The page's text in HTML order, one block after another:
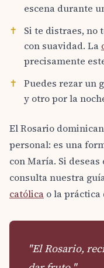
escena durante
✝
Si te distraes, no
con suavidad. La
precisamente
✝
Puedes rezar un
y otro por la
El Rosario
personal: es una
con María. Si
consulta nuestra
católica o la práctica
"El Rosario,